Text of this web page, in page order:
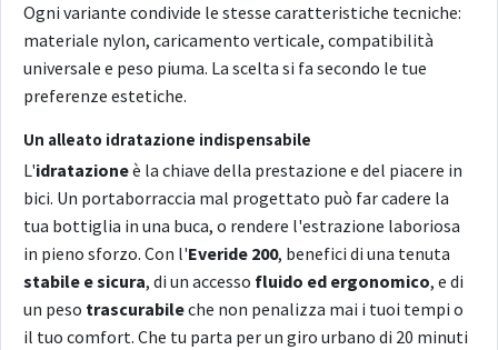
Ogni variante condivide le stesse caratteristiche tecniche:
materiale nylon, caricamento verticale, compatibilità
universale e peso piuma. La scelta si fa secondo le tue
preferenze estetiche.
Un alleato idratazione indispensabile
L'idratazioneè la chiave della prestazione e del piacere in
bici. Un portaborraccia mal progettato può far cadere la
tua bottiglia in una buca, o rendere l'estrazione laboriosa
in pieno sforzo. Con l'Everide 200, benefici di una tenuta
stabile e sicura, di un accesso fluido ed ergonomico, e di
un peso trascurabileche non penalizza mai i tuoi tempi o
il tuo comfort. Che tu parta per un giro urbano di 20 minuti